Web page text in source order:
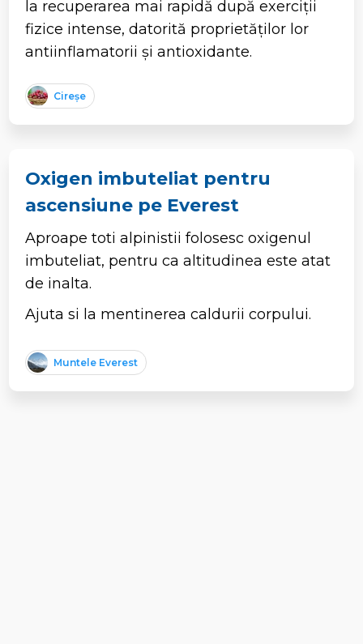
la recuperarea mai rapidă după exerciții
fizice intense, datorită proprietăților lor
antiinflamatorii și antioxidante.
Cireșe
Oxigen imbuteliat pentru
ascensiune pe Everest
Aproape toti alpinistii folosesc oxigenul
imbuteliat, pentru ca altitudinea este atat
de inalta.
Ajuta si la mentinerea caldurii corpului.
Muntele Everest